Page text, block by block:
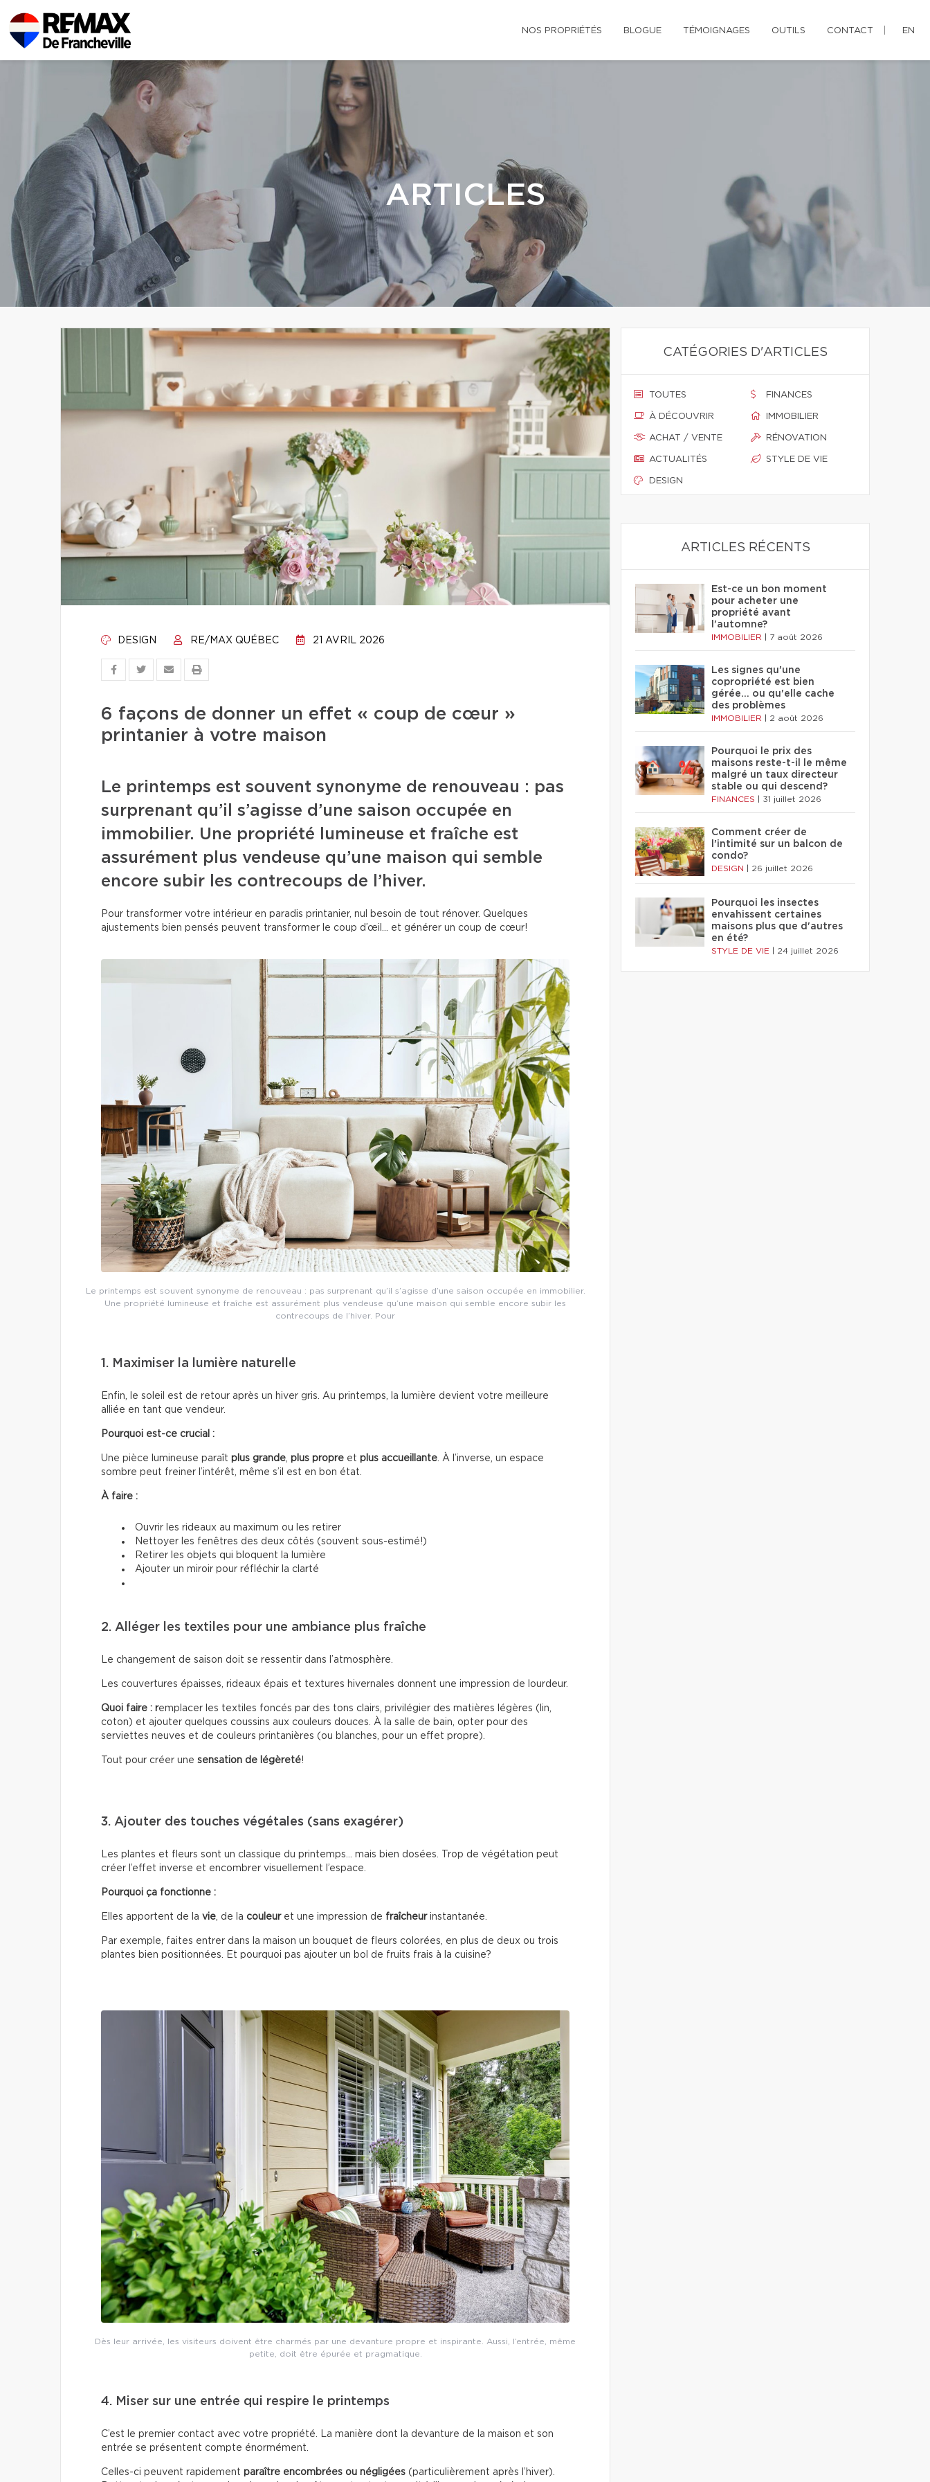
NOS PROPRIÉTÉS BLOGUE TÉMOIGNAGES OUTILS CONTACT EN
ARTICLES
DESIGN RE/MAX QUÉBEC 21 AVRIL 2026
6 façons de donner un effet « coup de cœur »
printanier à votre maison
Le printemps est souvent synonyme de renouveau : pas
surprenant qu’il s’agisse d’une saison occupée en
immobilier. Une propriété lumineuse et fraîche est
assurément plus vendeuse qu’une maison qui semble
encore subir les contrecoups de l’hiver.
Pour transformer votre intérieur en paradis printanier, nul besoin de tout rénover. Quelques
ajustements bien pensés peuvent transformer le coup d’œil… et générer un coup de cœur!
Le printemps est souvent synonyme de renouveau : pas surprenant qu’il s’agisse d’une saison occupée en immobilier.
Une propriété lumineuse et fraîche est assurément plus vendeuse qu’une maison qui semble encore subir les
contrecoups de l’hiver. Pour
1. Maximiser la lumière naturelle
Enfin, le soleil est de retour après un hiver gris. Au printemps, la lumière devient votre meilleure
alliée en tant que vendeur.
Pourquoi est-ce crucial :
Une pièce lumineuse paraît plus grande plus propre et plus accueillante . À l’inverse, un espace
sombre peut freiner l’intérêt, même s’il est en bon état.
À faire :
Ouvrir les rideaux au maximum ou les retirer
Nettoyer les fenêtres des deux côtés (souvent sous-estimé!)
Retirer les objets qui bloquent la lumière
Ajouter un miroir pour réfléchir la clarté
2. Alléger les textiles pour une ambiance plus fraîche
Le changement de saison doit se ressentir dans l’atmosphère.
Les couvertures épaisses, rideaux épais et textures hivernales donnent une impression de lourdeur.
Quoi faire : remplacer les textiles foncés par des tons clairs, privilégier des matières légères (lin,
coton) et ajouter quelques coussins aux couleurs douces. À la salle de bain, opter pour des
serviettes neuves et de couleurs printanières (ou blanches, pour un effet propre).
Tout pour créer une sensation de légèreté!
3. Ajouter des touches végétales (sans exagérer)
Les plantes et fleurs sont un classique du printemps… mais bien dosées. Trop de végétation peut
créer l’effet inverse et encombrer visuellement l’espace.
Pourquoi ça fonctionne :
Elles apportent de la vie , de la couleuret une impression de fraîcheurinstantanée.
Par exemple, faites entrer dans la maison un bouquet de fleurs colorées, en plus de deux ou trois
plantes bien positionnées. Et pourquoi pas ajouter un bol de fruits frais à la cuisine?
Dès leur arrivée, les visiteurs doivent être charmés par une devanture propre et inspirante. Aussi, l’entrée, même
petite, doit être épurée et pragmatique.
4. Miser sur une entrée qui respire le printemps
C’est le premier contact avec votre propriété. La manière dont la devanture de la maison et son
entrée se présentent compte énormément.
Celles-ci peuvent rapidement paraître encombrées ou négligées (particulièrement après l’hiver).
CATÉGORIES D'ARTICLES
TOUTES
À DÉCOUVRIR
ACHAT / VENTE
ACTUALITÉS
DESIGN
FINANCES
IMMOBILIER
RÉNOVATION
STYLE DE VIE
ARTICLES RÉCENTS
Est-ce un bon moment
pour acheter une
propriété avant
l'automne?
IMMOBILIER 7 août 2026
Les signes qu'une
copropriété est bien
gérée… ou qu'elle cache
des problèmes
IMMOBILIER 2 août 2026
Pourquoi le prix des
maisons reste-t-il le même
malgré un taux directeur
stable ou qui descend?
FINANCES 31 juillet 2026
Comment créer de
l'intimité sur un balcon de
condo?
DESIGN 26 juillet 2026
Pourquoi les insectes
envahissent certaines
maisons plus que d'autres
en été?
STYLE DE VIE 24 juillet 2026